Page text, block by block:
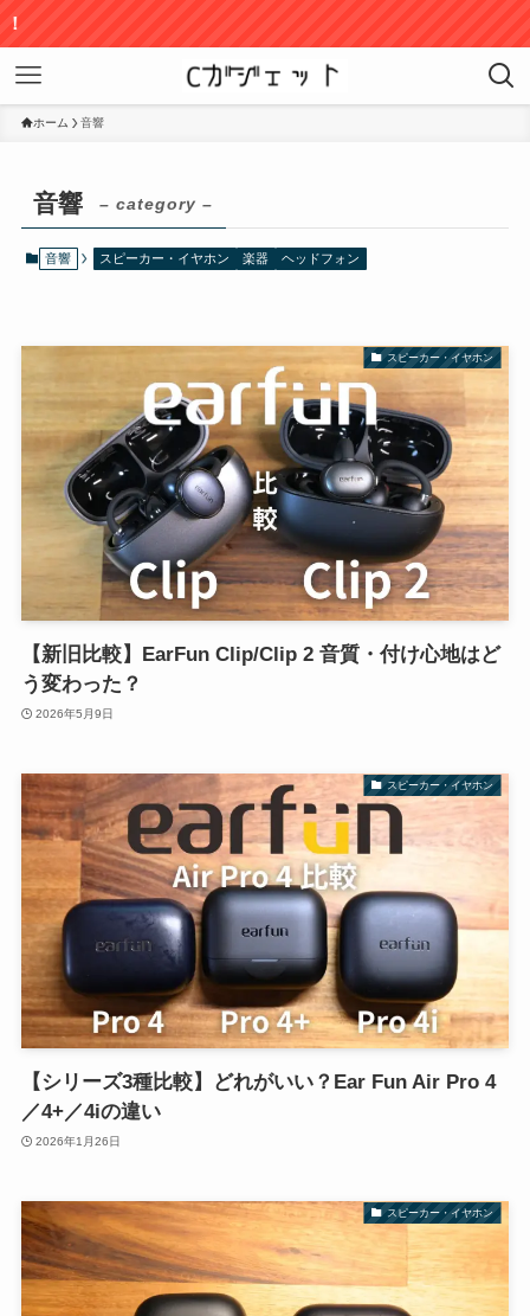
ホーム 音響
音響 – category –
音響 スピーカー・イヤホン 楽器 ヘッドフォン
スピーカー・イヤホン
【新旧比較】EarFun Clip/Clip 2 音質・付け心地はど
う変わった？
2026年5月9日
スピーカー・イヤホン
【シリーズ3種比較】どれがいい？Ear Fun Air Pro 4
／4+／4iの違い
2026年1月26日
スピーカー・イヤホン